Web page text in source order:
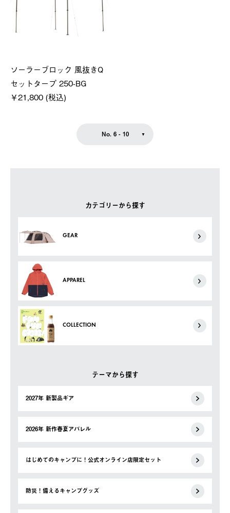
カテゴリーから探す
GEAR
APPAREL
COLLECTION
テーマから探す
2027年 新製品ギア
2026年 新作春夏アパレル
はじめてのキャンプに！公式オンライン店限定セット
防災！備えるキャンプグッズ
ソーラーブロック 風抜きQ
セットタープ 250-BG
￥21,800 (税込)
No. 6 - 10